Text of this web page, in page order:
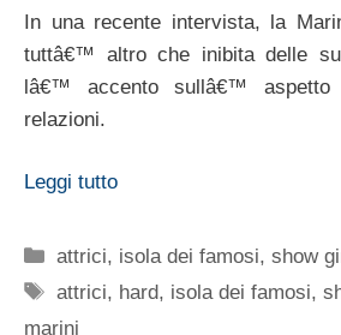
In una recente intervista, la
tuttâ€™ altro che inibita delle
lâ€™ accento sullâ€™ aspetto
relazioni.
Leggi tutto
Categorie
attrici, isola dei famosi,show
Tag
attrici, hard, isola dei famosi,
marini